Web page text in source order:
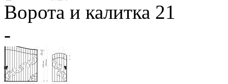
Ворота и калитка 21
-